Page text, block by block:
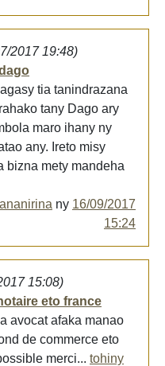
2017 19:48)
tia tanindrazana
tany Dago ary
maro ihany ny
any. Ireto misy
bizna mety mandeha
ny 16/09/2017
15:24
15:08)
eto france
avocat afaka manao
de commerce eto
merci... tohiny